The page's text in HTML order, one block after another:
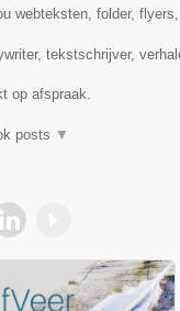
webteksten, folder,
tekstschrijver,
op afspraak.
posts ▼